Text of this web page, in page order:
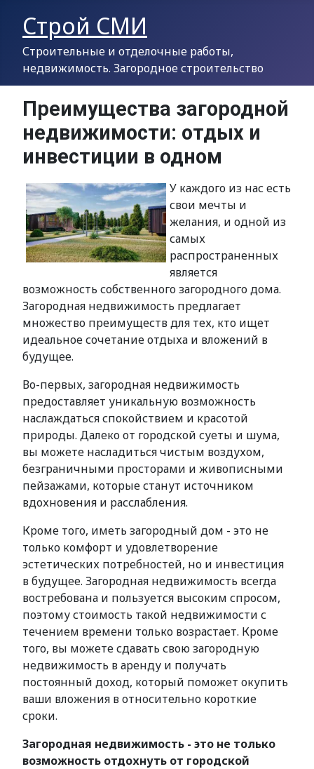
Строй СМИ
Строительные и отделочные работы,
недвижимость. Загородное строительство
Преимущества загородной
недвижимости: отдых и
инвестиции в одном
У каждого из нас есть
свои мечты и
желания, и одной из
самых
распространенных
является
возможность собственного загородного дома.
Загородная недвижимость предлагает
множество преимуществ для тех, кто ищет
идеальное сочетание отдыха и вложений в
будущее.
Во-первых, загородная недвижимость
предоставляет уникальную возможность
наслаждаться спокойствием и красотой
природы. Далеко от городской суеты и шума,
вы можете насладиться чистым воздухом,
безграничными просторами и живописными
пейзажами, которые станут источником
вдохновения и расслабления.
Кроме того, иметь загородный дом - это не
только комфорт и удовлетворение
эстетических потребностей, но и инвестиция
в будущее. Загородная недвижимость всегда
востребована и пользуется высоким спросом,
поэтому стоимость такой недвижимости с
течением времени только возрастает. Кроме
того, вы можете сдавать свою загородную
недвижимость в аренду и получать
постоянный доход, который поможет окупить
ваши вложения в относительно короткие
сроки.
Загородная недвижимость - это не только
возможность отдохнуть от городской